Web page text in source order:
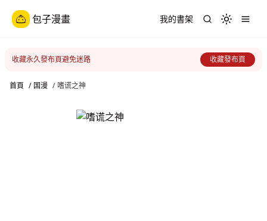
包子漫畫 我的書架 Toggle
收藏永久發布頁避免迷路 收藏發布頁
首頁 / 国漫 / 嗜谎之神